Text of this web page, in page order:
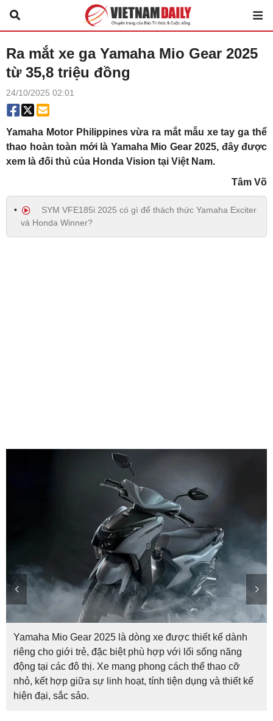
Ra mắt xe ga Yamaha Mio Gear 2025
từ 35,8 triệu đồng
24/10/2025 02:01
Yamaha Motor Philippines vừa ra mắt mẫu xe tay ga thể
thao hoàn toàn mới là Yamaha Mio Gear 2025, đây được
xem là đối thủ của Honda Vision tại Việt Nam.
Tâm Võ
SYM VFE185i 2025 có gì để thách thức Yamaha Exciter
và Honda Winner?
Yamaha Mio Gear 2025 là dòng xe được thiết kế dành
riêng cho giới trẻ, đặc biệt phù hợp với lối sống năng
động tại các đô thị. Xe mang phong cách thể thao cỡ
nhỏ, kết hợp giữa sự linh hoạt, tính tiện dụng và thiết kế
hiện đại, sắc sảo.